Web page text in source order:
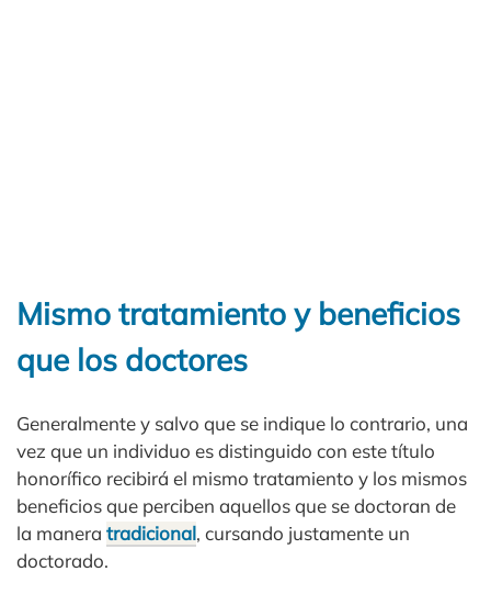
Mismo tratamiento y beneficios
que los doctores
Generalmente y salvo que se indique lo contrario, una
vez que un individuo es distinguido con este título
honorífico recibirá el mismo tratamiento y los mismos
beneficios que perciben aquellos que se doctoran de
la manera tradicional, cursando justamente un
doctorado.